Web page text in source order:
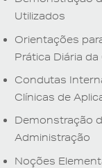
Utilizados
Orientações
Prática Diária da
Condutas
Clínicas de
Demonstração
Administração
Noções